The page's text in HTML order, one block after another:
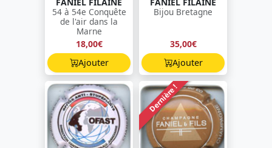
54 à 54e Conquête
de l'air dans la
Marne
18,00€
Ajouter
Bijou Bretagne
35,00€
Ajouter
Dernière !